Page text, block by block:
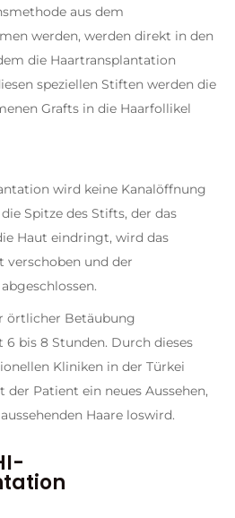
aus dem
werden, werden direkt in den
die Haartransplantation
speziellen Stiften werden die
Grafts in die Haarfollikel
wird keine Kanalöffnung
Spitze des Stifts, der das
Haut eindringt, wird das
verschoben und der
örtlicher Betäubung
bis 8 Stunden. Durch dieses
Kliniken in der Türkei
Patient ein neues Aussehen,
Haare loswird.